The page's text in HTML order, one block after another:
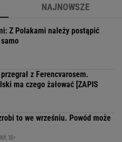
NAJNOWSZE
Z Polakami należy postąpić
z Ferencvarosem.
ma czego żałować [ZAPIS
to we wrześniu. Powód może
18+